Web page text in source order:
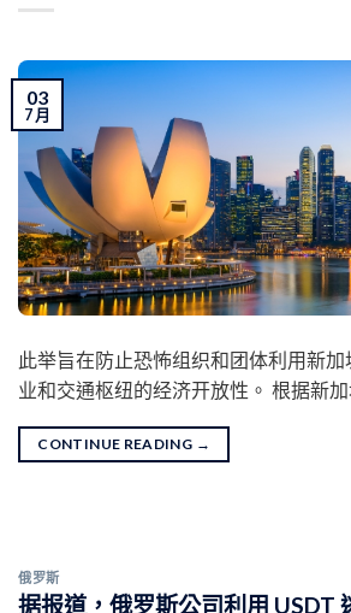
03
7 月
此举旨在防止恐怖组织和团体利用新
业和交通枢纽的经济开放性。 根据新
CONTINUE READING →
俄罗斯
据报道，俄罗斯公司利用 USDT